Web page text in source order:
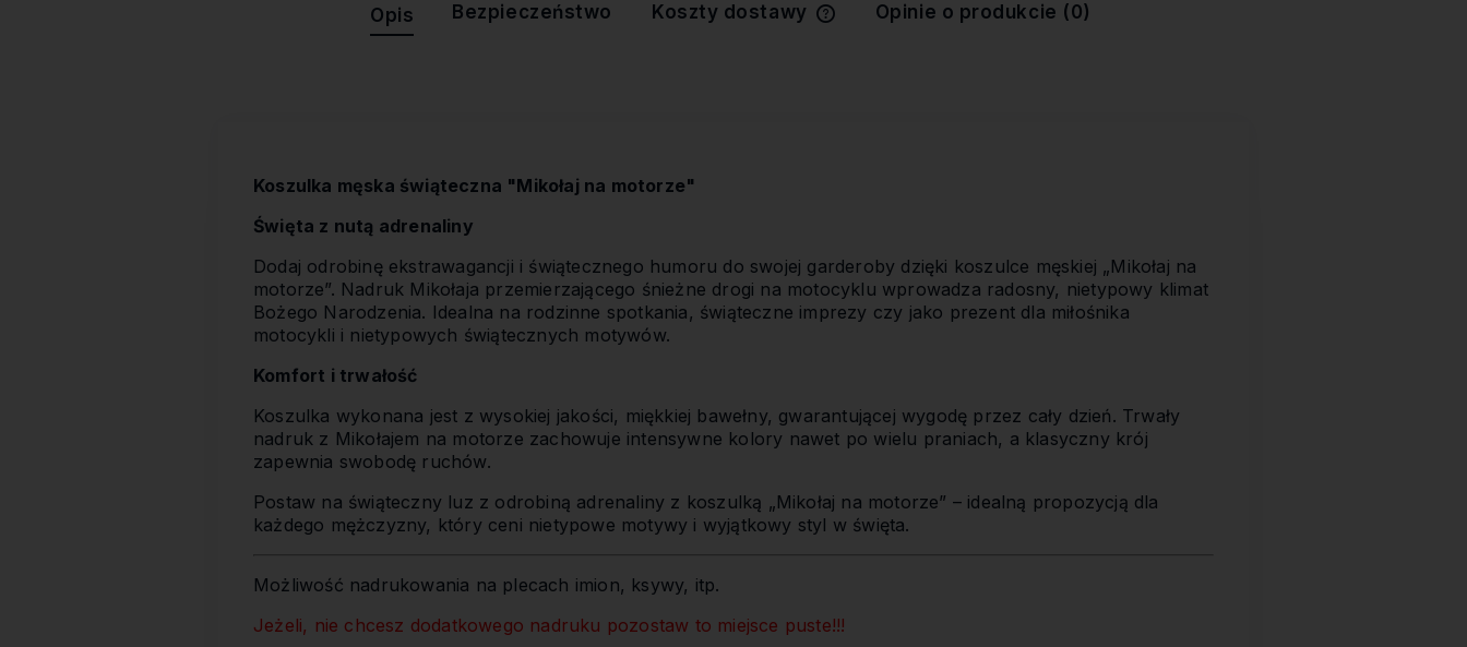
Opis Bezpieczeństwo Koszty dostawy Opinie o produkcie (0)
Koszulka męska świąteczna "Mikołaj na motorze"
Święta z nutą adrenaliny
Dodaj odrobinę ekstrawagancji i świątecznego humoru do swojej garderoby dzięki koszulce męskiej „Mikołaj na
motorze”. Nadruk Mikołaja przemierzającego śnieżne drogi na motocyklu wprowadza radosny, nietypowy klimat
Bożego Narodzenia. Idealna na rodzinne spotkania, świąteczne imprezy czy jako prezent dla miłośnika
motocykli i nietypowych świątecznych motywów.
Komfort i trwałość
Koszulka wykonana jest z wysokiej jakości, miękkiej bawełny, gwarantującej wygodę przez cały dzień. Trwały
nadruk z Mikołajem na motorze zachowuje intensywne kolory nawet po wielu praniach, a klasyczny krój
zapewnia swobodę ruchów.
Postaw na świąteczny luz z odrobiną adrenaliny z koszulką „Mikołaj na motorze” – idealną propozycją dla
każdego mężczyzny, który ceni nietypowe motywy i wyjątkowy styl w święta.
Możliwość nadrukowania na plecach imion, ksywy, itp.
Jeżeli, nie chcesz dodatkowego nadruku pozostaw to miejsce puste!!!